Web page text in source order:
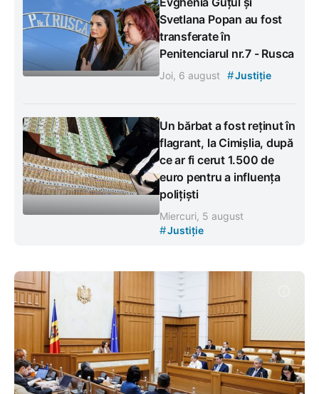
Svetlana Popan au fost
transferate în
Penitenciarul nr.7 - Rusca
Joi, 6 august #Justiție
Un bărbat a fost reținut în
flagrant, la Cimișlia, după
ce ar fi cerut 1.500 de
euro pentru a influența
polițiști
Miercuri, 5 august
#Justiție